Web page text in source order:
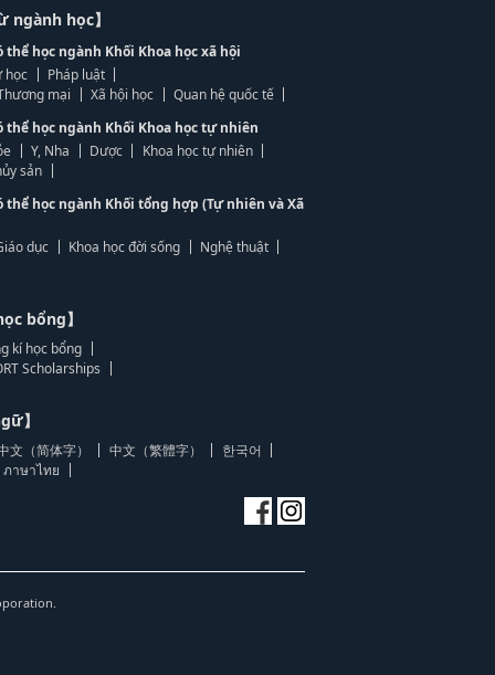
học】
học ngành Khối Khoa học xã hội
học
Pháp luật
mại
Xã hội học
Quan hệ quốc tế
thể học ngành Khối Khoa học tự nhiên
Y, Nha Dược
Khoa học tự nhiên
sản
thể học ngành Khối tổng hợp (Tự nhiên và Xã
dục Khoa học đời sống Nghệ thuật
bổng】
kí học bổng
Scholarships
】
文（简体字） 中文（繁體字）
한국어
ภาษาไทย